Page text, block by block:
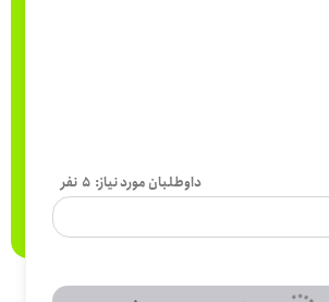
داوطلبان مورد نیاز: 5 نفر